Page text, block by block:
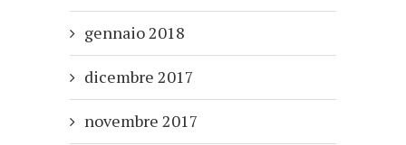
gennaio 2018
dicembre 2017
novembre 2017